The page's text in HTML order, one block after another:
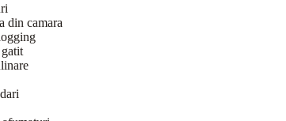
din camara